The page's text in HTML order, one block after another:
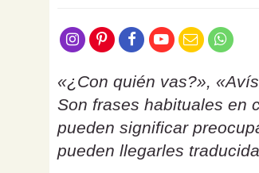
«¿Con quién vas?»,
Son frases habituales en
pueden significar
pueden llegarles